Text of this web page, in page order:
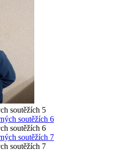
soutěžích 5
soutěžích 6
soutěžích 7